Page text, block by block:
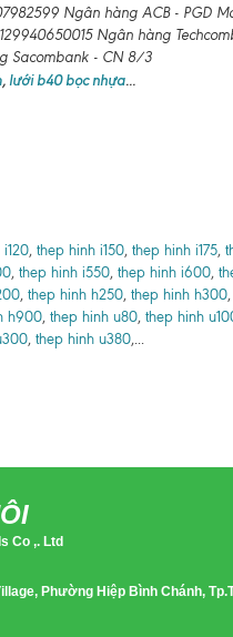
Ngân hàng ACB - PGD
Ngân hàng
Sacombank - CN 8/3
, lưới b40 bọc nhựa...
, thep hinh i150, thep hinh i175,
, thep hinh i550, thep hinh i600,
, thep hinh h250, thep hinh h300,
h900, thep hinh u80, thep hinh
, thep hinh u380,...
Co ,. Ltd
Phường Hiệp Bình Chánh,